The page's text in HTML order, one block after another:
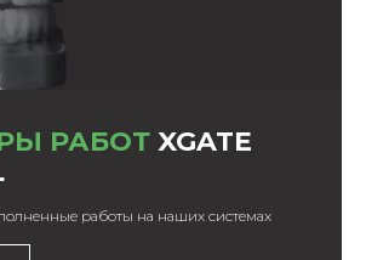
РАБОТ XGATE
работы на наших системах